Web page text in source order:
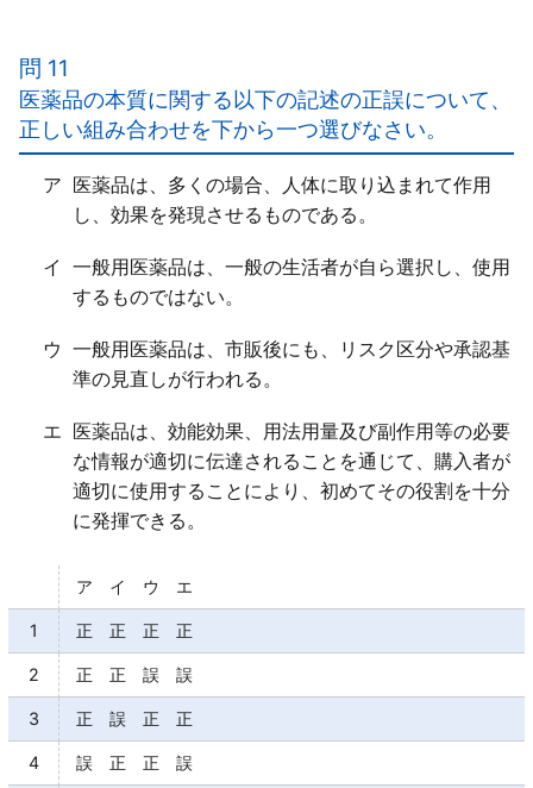
ウ×
便秘薬は、配合成分やその用量によっては流産や早産
を「誘発するおそれがあるものがある」。
積極的な情報収集と、それに基づく情報提供がなされ
ることが重要であるが、情報提供や相談対応を行う際
には十分に配慮することが必要である。
問 11
医薬品の本質に関する以下の記述の正誤について、
正しい組み合わせを下から一つ選びなさい。
ア 医薬品は、多くの場合、人体に取り込まれて作用
し、効果を発現させるものである。
イ
一般用医薬品は、一般の生活者が自ら選択し、使用
するものではない。
ウ 一般用医薬品は、市販後にも、リスク区分や承認基
準の見直しが行われる。
エ 医薬品は、効能効果、用法用量及び副作用等の必要
な情報が適切に伝達されることを通じて、購入者が
適切に使用することにより、初めてその役割を十分
に発揮できる。
ア イ ウ エ
1 正 正 正 正
2 正 正 誤 誤
3 正 誤 正 正
4 誤 正 正 誤